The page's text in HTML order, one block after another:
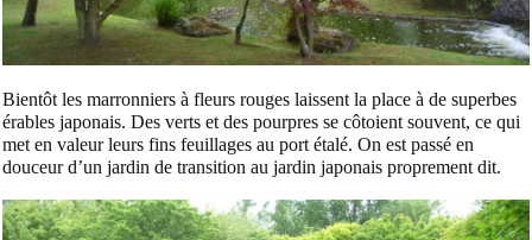
Bientôt les marronniers à fleurs rouges laissent la place à de superbes
érables japonais. Des verts et des pourpres se côtoient souvent, ce qui
met en valeur leurs fins feuillages au port étalé. On est passé en
douceur d’un jardin de transition au jardin japonais proprement dit.